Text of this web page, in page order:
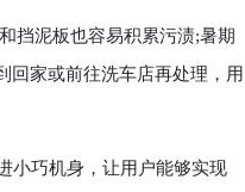
挡泥板也容易积累污渍;暑期
回家或前往洗车店再处理，用
小巧机身，让用户能够实现